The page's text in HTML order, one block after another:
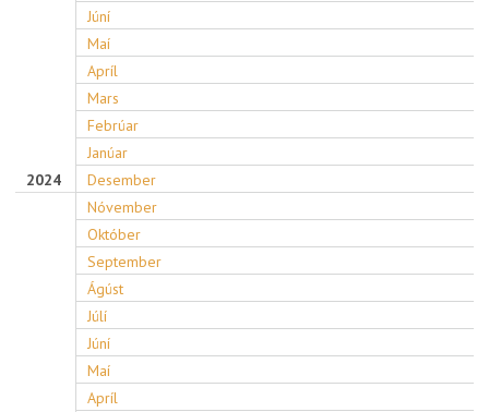
Júní
Maí
Apríl
Mars
Febrúar
Janúar
2024
Desember
Nóvember
Október
September
Ágúst
Júlí
Júní
Maí
Apríl